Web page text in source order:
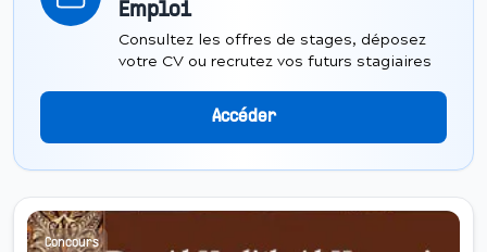
Emploi
Consultez les offres de stages, déposez
votre CV ou recrutez vos futurs stagiaires
Accéder
Concours